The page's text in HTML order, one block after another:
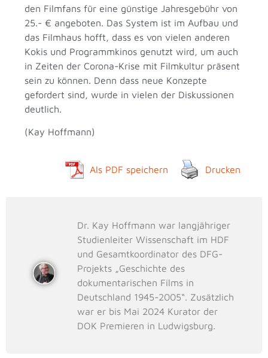
den Filmfans für eine günstige Jahresgebühr von
25.- € angeboten. Das System ist im Aufbau und
das Filmhaus hofft, dass es von vielen anderen
Kokis und Programmkinos genutzt wird, um auch
in Zeiten der Corona-Krise mit Filmkultur präsent
sein zu können. Denn dass neue Konzepte
gefordert sind, wurde in vielen der Diskussionen
deutlich.
(Kay Hoffmann)
Als PDF speichern Drucken
Dr. Kay Hoffmann war langjähriger
Studienleiter Wissenschaft im HDF
und Gesamtkoordinator des DFG-
Projekts „Geschichte des
dokumentarischen Films in
Deutschland 1945-2005“. Zusätzlich
war er bis Mai 2024 Kurator der
DOK Premieren in Ludwigsburg.